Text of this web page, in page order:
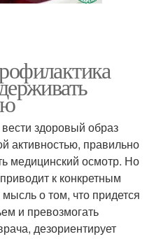
здоровый образ
активностью, правильно
медицинский осмотр. Но
к конкретным
о том, что придется
и превозмогать
дезориентирует